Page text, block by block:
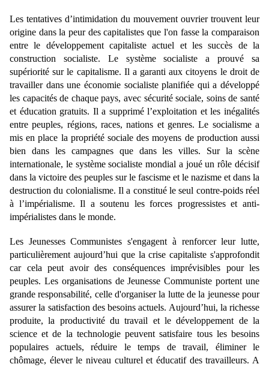
Les tentatives d’intimidation du mouvement ouvrier trouvent leur
origine dans la peur des capitalistes que l'on fasse la comparaison
entre le développement capitaliste actuel et les succès de la
construction socialiste. Le système socialiste a prouvé sa
supériorité sur le capitalisme. Il a garanti aux citoyens le droit de
travailler dans une économie socialiste planifiée qui a développé
les capacités de chaque pays, avec sécurité sociale, soins de santé
et éducation gratuits. Il a supprimé l’exploitation et les inégalités
entre peuples, régions, races, nations et genres. Le socialisme a
mis en place la propriété sociale des moyens de production aussi
bien dans les campagnes que dans les villes. Sur la scène
internationale, le système socialiste mondial a joué un rôle décisif
dans la victoire des peuples sur le fascisme et le nazisme et dans la
destruction du colonialisme. Il a constitué le seul contre-poids réel
à l’impérialisme. Il a soutenu les forces progressistes et anti-
impérialistes dans le monde.
Les Jeunesses Communistes s'engagent à renforcer leur lutte,
particulièrement aujourd’hui que la crise capitaliste s'approfondit
car cela peut avoir des conséquences imprévisibles pour les
peuples. Les organisations de Jeunesse Communiste portent une
grande responsabilité, celle d'organiser la lutte de la jeunesse pour
assurer la satisfaction des besoins actuels. Aujourd’hui, la richesse
produite, la productivité du travail et le développement de la
science et de la technologie peuvent satisfaire tous les besoins
populaires actuels, réduire le temps de travail, éliminer le
chômage, élever le niveau culturel et éducatif des travailleurs. A